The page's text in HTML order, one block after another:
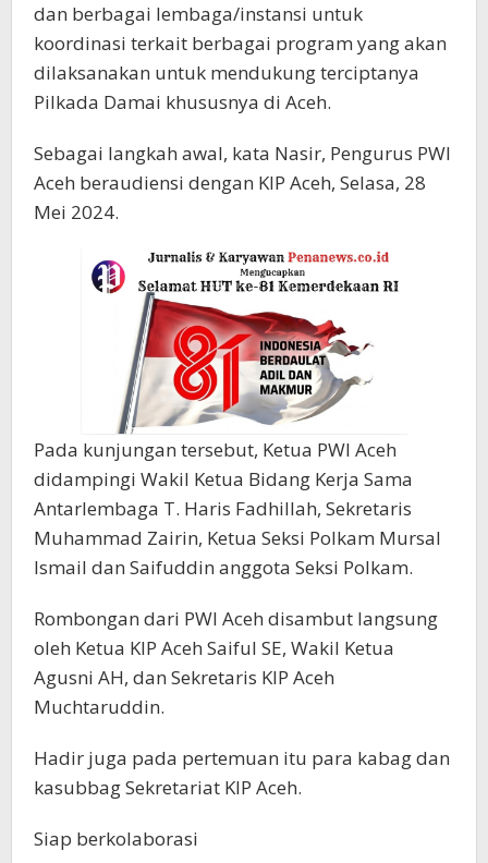
dan berbagai lembaga/instansi untuk
koordinasi terkait berbagai program yang akan
dilaksanakan untuk mendukung terciptanya
Pilkada Damai khususnya di Aceh.
Sebagai langkah awal, kata Nasir, Pengurus PWI
Aceh beraudiensi dengan KIP Aceh, Selasa, 28
Mei 2024.
Pada kunjungan tersebut, Ketua PWI Aceh
didampingi Wakil Ketua Bidang Kerja Sama
Antarlembaga T. Haris Fadhillah, Sekretaris
Muhammad Zairin, Ketua Seksi Polkam Mursal
Ismail dan Saifuddin anggota Seksi Polkam.
Rombongan dari PWI Aceh disambut langsung
oleh Ketua KIP Aceh Saiful SE, Wakil Ketua
Agusni AH, dan Sekretaris KIP Aceh
Muchtaruddin.
Hadir juga pada pertemuan itu para kabag dan
kasubbag Sekretariat KIP Aceh.
Siap berkolaborasi